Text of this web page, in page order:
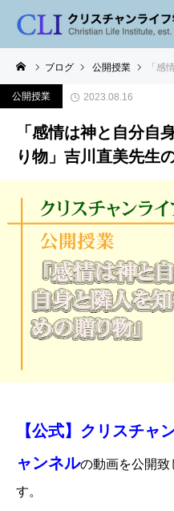
ブログ 公開授業 「感情
公開授業 2023.08.16
「感情は神と自分自
り物」吉川直美先生
【公式】クリスチャ
ャンネルの動画を公開致
す。